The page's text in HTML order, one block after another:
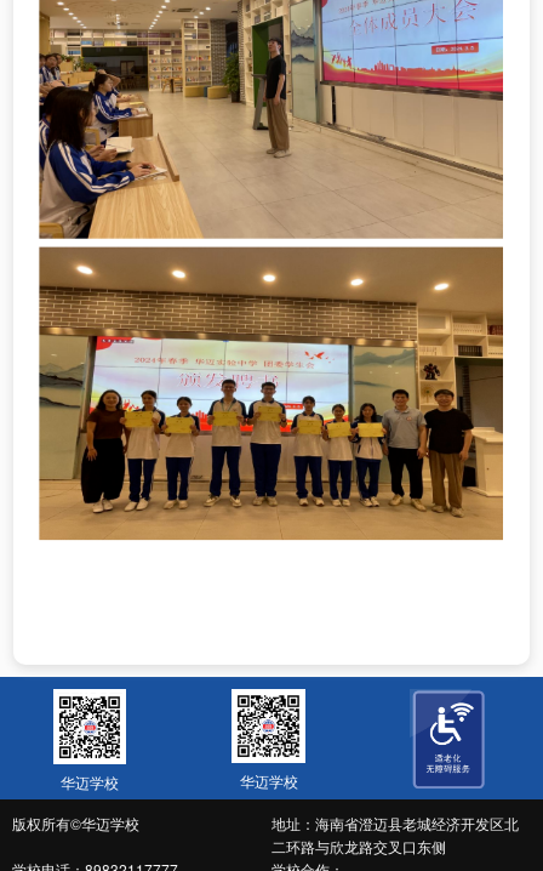
华迈学校 华迈学校
版权所有©华迈学校
地址：海南省澄迈县老城经济开发区北
二环路与欣龙路交叉口东侧